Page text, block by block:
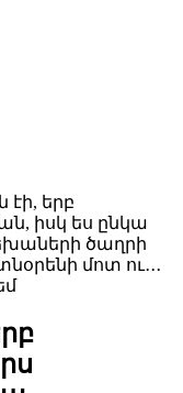
էի, երբ
իսկ ես ընկա
ծաղրի
մոտ ու․․․